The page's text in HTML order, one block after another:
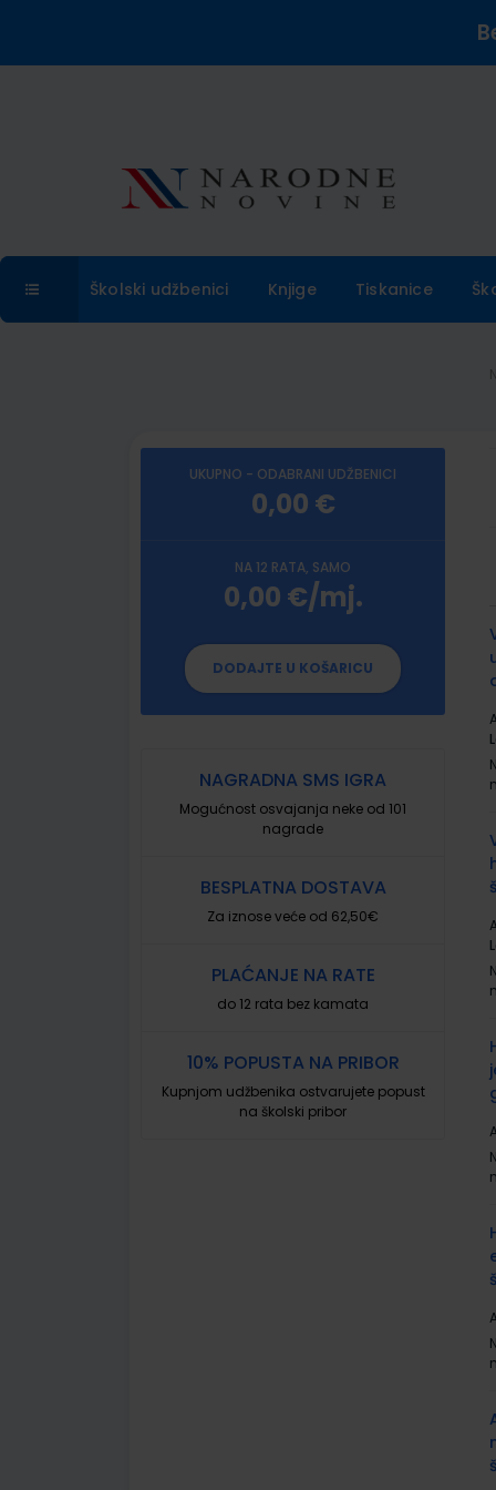
Školski udžbenici Knjige Tiskanice
UKUPNO - ODABRANI UDŽBENICI
0,00 €
NA 12 RATA, SAMO
0,00 €/mj.
DODAJTE U KOŠARICU
NAGRADNA SMS IGRA
Mogućnost osvajanja neke od 101
nagrade
BESPLATNA DOSTAVA
Za iznose veće od 62,50€
PLAĆANJE NA RATE
do 12 rata bez kamata
10% POPUSTA NA PRIBOR
Kupnjom udžbenika ostvarujete popust
na školski pribor